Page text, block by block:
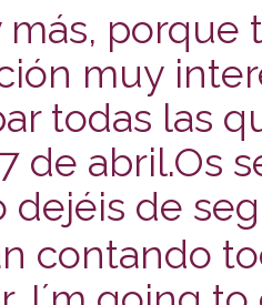
más, porque
muy
todas las
de abril.Os
dejéis de
contando